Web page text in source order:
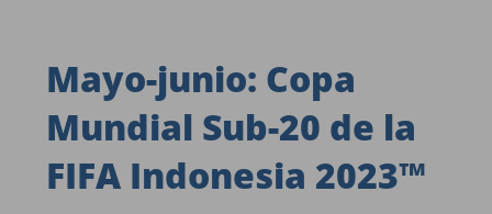
Mayo-junio: Copa
Mundial Sub-20 de la
FIFA Indonesia 2023™